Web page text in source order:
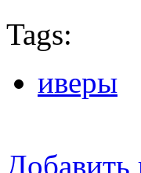
Tags:
иверы
Добавить